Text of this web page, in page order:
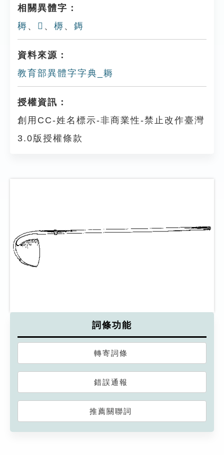
相關異體字：
䅶 、 𦔘 、 槈 、 鎒
資料來源：
教育部異體字字典_耨
授權資訊：
創用CC-姓名標示-非商業性-禁止改作臺灣
3.0版授權條款
詞條功能
轉寄詞條
錯誤通報
推薦關聯詞